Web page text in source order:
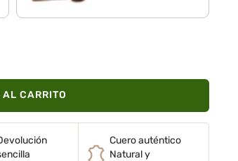
CARRITO
Cuero auténtico
Natural y